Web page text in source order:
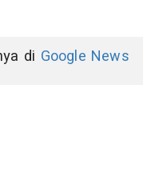
di Google News